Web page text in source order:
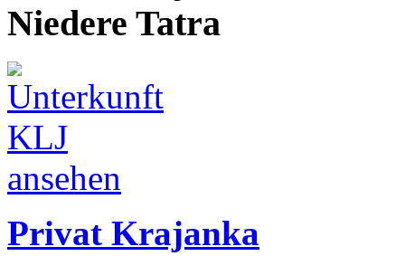
Niedere Tatra
Privat Krajanka